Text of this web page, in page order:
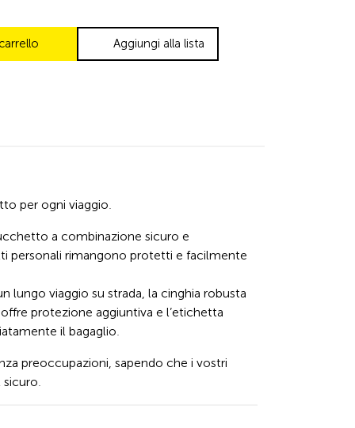
Aggiungi alla lista
per ogni viaggio.
a combinazione sicuro e
personali rimangono protetti e facilmente
lungo viaggio su strada, la cinghia robusta
protezione aggiuntiva e l’etichetta
il bagaglio.
preoccupazioni, sapendo che i vostri